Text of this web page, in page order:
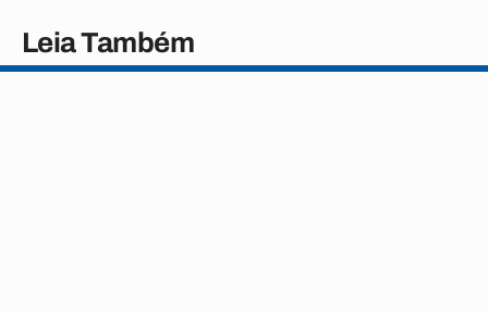
Leia Também